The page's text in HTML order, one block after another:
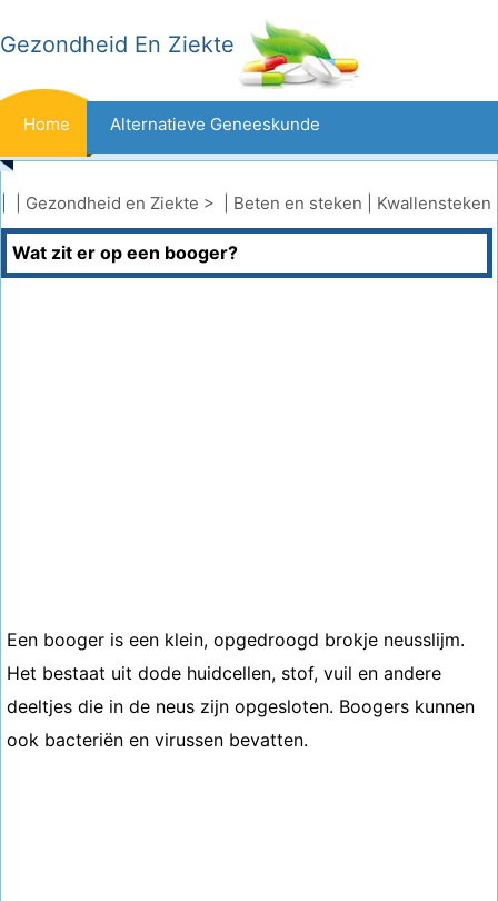
Gezondheid En Ziekte
Home Alternatieve Geneeskunde
Beten En Steken Kanker
Aandoeningen En Behandelingen
Gezondheid en Ziekte > | Beten en steken Kwallensteken
Wat zit er op een booger?
Een booger is een klein, opgedroogd brokje neusslijm.
Het bestaat uit dode huidcellen, stof, vuil en andere
deeltjes die in de neus zijn opgesloten. Boogers kunnen
ook bacteriën en virussen bevatten.